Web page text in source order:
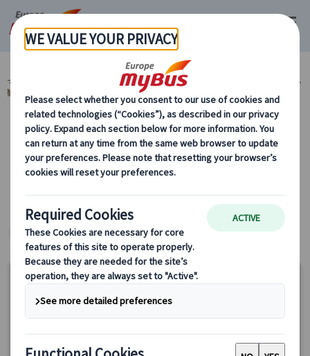
マイバス・ヨーロッパ ハンガリー (14) ブダペスト (14)
プライベート
観光 (9)
カテゴリーから探す
プライベート観光 ヨーロッパ・プライベー
ヨーロッパ・プライベートツアー